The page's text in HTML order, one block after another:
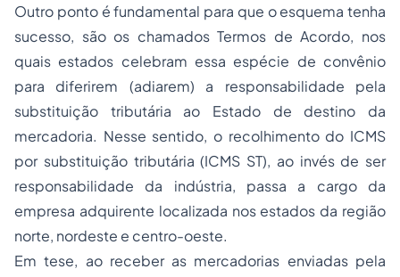
Outro ponto é fundamental para que o esquema tenha
sucesso, são os chamados Termos de Acordo, nos
quais estados celebram essa espécie de convênio
para diferirem (adiarem) a responsabilidade pela
substituição tributária ao Estado de destino da
mercadoria. Nesse sentido, o recolhimento do ICMS
por substituição tributária (ICMS ST), ao invés de ser
responsabilidade da indústria, passa a cargo da
empresa adquirente localizada nos estados da região
norte, nordeste e centro-oeste.
Em tese, ao receber as mercadorias enviadas pela